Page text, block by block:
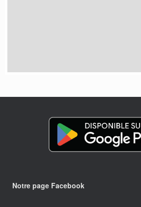
Notre page Facebook